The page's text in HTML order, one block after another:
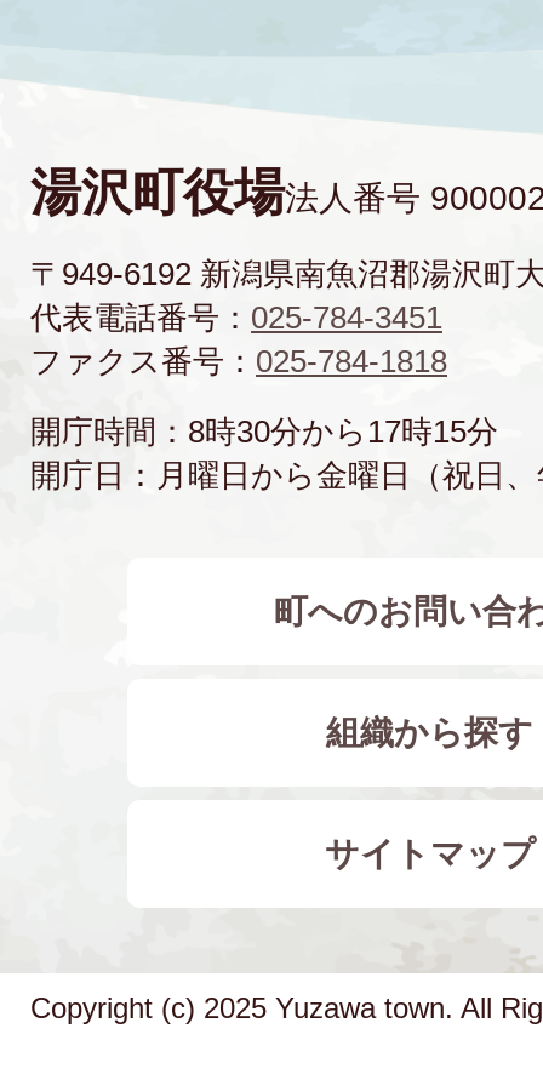
湯沢町役場法人番号
〒949-6192 新潟県南魚沼郡湯沢町
代表電話番号： 025-784-3451
ファクス番号： 025-784-1818
開庁時間：8時30分から17時15分
開庁日：月曜日から金曜日（祝日
町へのお問い合
組織から探す
サイトマップ
Copyright (c) 2025 Yuzawa town. All